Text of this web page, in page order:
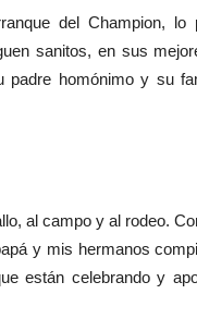
del Champion, lo
sanitos, en sus
padre homónimo y su
al campo y al rodeo.
y mis hermanos
están celebrando y